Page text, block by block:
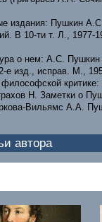
издания: Пушкин
В 10-ти т. Л., 1977-
о нем: А.С. Пушкин
2-е изд., исправ. М.,
философской
Н. Заметки о
Вильямс А.А.
автора